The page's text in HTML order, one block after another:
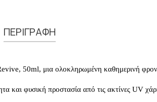
ΠΕΡΙΓΡΑΦΗ
50ml, μια ολοκληρωμένη καθημερινή
και φυσική προστασία από τις ακτίνες UV